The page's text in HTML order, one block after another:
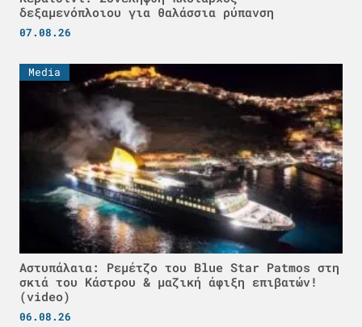
δεξαμενόπλοιου για θαλάσσια ρύπανση
07.08.26
Media
Αστυπάλαια: Ρεμέτζο του Blue Star Patmos στη
σκιά του Κάστρου & μαζική άφιξη επιβατών!
(video)
06.08.26